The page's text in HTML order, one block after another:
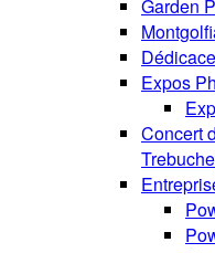
Garden
Expos
Concert